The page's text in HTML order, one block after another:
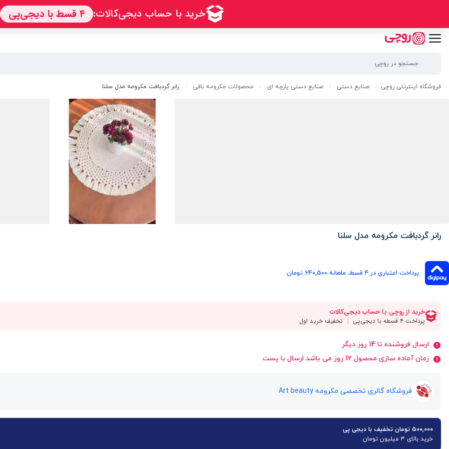
فروشگاه اینترنتی روچی / صنایع دستی / صنایع دستی پارچه ای / محصولات مکرومه بافی / رانر گردبافت مکرومه مدل سلنا
رانر گردبافت مکرومه مدل سلنا
پرداخت اعتباری در ۴ قسط، ماهانه 640,500 تومان
ارسال فروشنده تا 14 روز دیگر
زمان آماده سازی محصول 12 روز می باشد ارسال با پست
فروشگاه گالری تخصصی مکرومه Art beauty
۵۰۰,۰۰۰ تومان تخفیف با دیجی پی
خرید بالای 3 میلیون تومان